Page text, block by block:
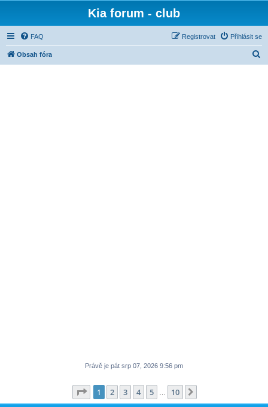
Kia forum - club
FAQ Přihlásit se
Registrovat
Obsah fóra
Právě je pát srp 07, 2026 9:56 pm
Stránka z 10
1 2 3 4 5 10